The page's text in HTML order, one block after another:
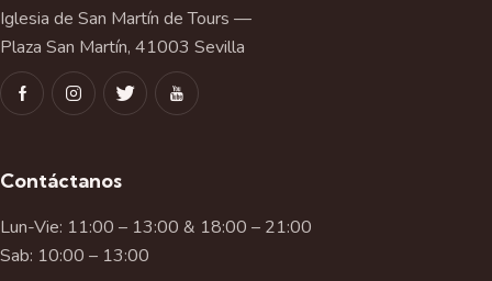
Iglesia de San Martín de Tours —
Plaza San Martín, 41003 Sevilla
Contáctanos
Lun-Vie: 11:00 – 13:00 & 18:00 – 21:00
Sab: 10:00 – 13:00